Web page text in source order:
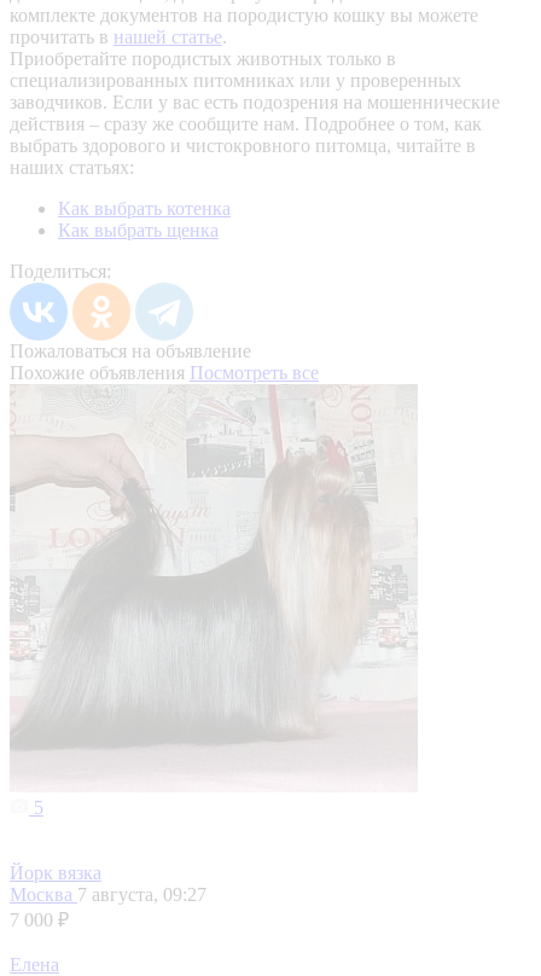
комплекте документов на породистую кошку вы можете
прочитать в нашей статье.
Приобретайте породистых животных только в
специализированных питомниках или у проверенных
заводчиков. Если у вас есть подозрения на мошеннические
действия – сразу же сообщите нам. Подробнее о том, как
выбрать здорового и чистокровного питомца, читайте в
наших статьях:
Как выбрать котенка
Как выбрать щенка
Поделиться:
Пожаловаться на объявление
Похожие объявления Посмотреть все
5
Йорк вязка
Москва 7 августа, 09:27
7 000 ₽
Елена